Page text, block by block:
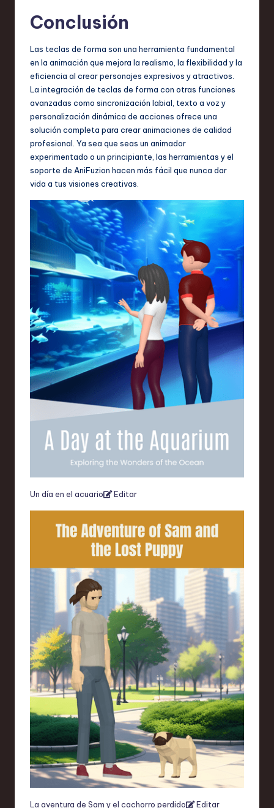
Conclusión
Las teclas de forma son una herramienta fundamental
en la animación que mejora la realismo, la flexibilidad y la
eficiencia al crear personajes expresivos y atractivos.
La integración de teclas de forma con otras funciones
avanzadas como sincronización labial, texto a voz y
personalización dinámica de acciones ofrece una
solución completa para crear animaciones de calidad
profesional. Ya sea que seas un animador
experimentado o un principiante, las herramientas y el
soporte de AniFuzion hacen más fácil que nunca dar
vida a tus visiones creativas.
Un día en el acuario Editar
La aventura de Sam y el cachorro perdido Editar